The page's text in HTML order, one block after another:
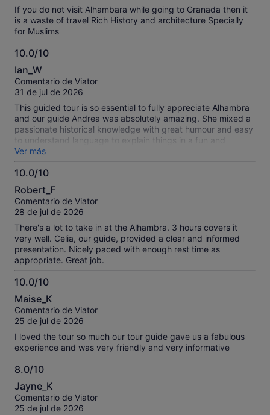
If you do not visit Alhambara while going to Granada then it
is a waste of travel Rich History and architecture Specially
for Muslims
10.0/10
10.0
sobre
10
Ian_W
Comentario de Viator
31 de jul de 2026
This guided tour is so essential to fully appreciate Alhambra
and our guide Andrea was absolutely amazing. She mixed a
passionate historical knowledge with great humour and easy
to understand language to explain things in a fun and
engaging way.
Ver más
10.0/10
10.0
sobre
10
Robert_F
Comentario de Viator
28 de jul de 2026
There's a lot to take in at the Alhambra. 3 hours covers it
very well. Celia, our guide, provided a clear and informed
presentation. Nicely paced with enough rest time as
appropriate. Great job.
10.0/10
10.0
sobre
10
Maise_K
Comentario de Viator
25 de jul de 2026
I loved the tour so much our tour guide gave us a fabulous
experience and was very friendly and very informative
8.0/10
8.0
sobre
10
Jayne_K
Comentario de Viator
25 de jul de 2026